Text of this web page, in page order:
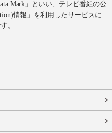
Mark」といい、テレビ番組の公
情報」を利用したサービスに
。